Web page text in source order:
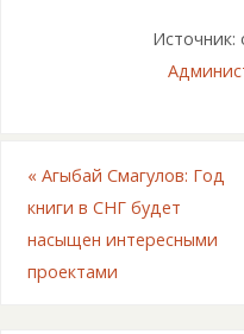
« Агыбай Смагулов: Год
книги в СНГ будет
насыщен интересными
проектами